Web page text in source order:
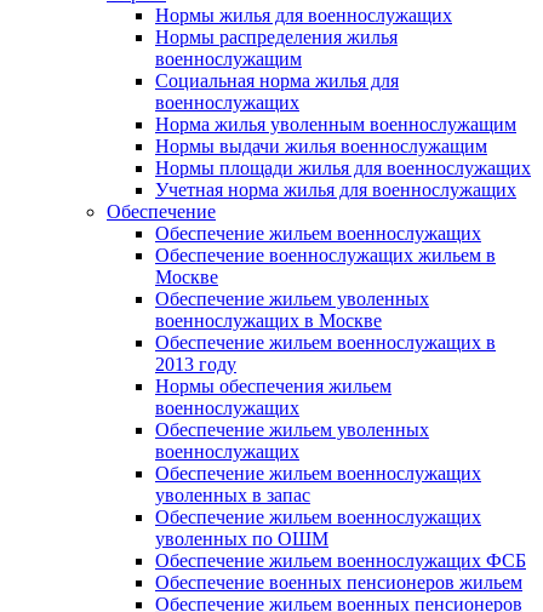
Нормы жилья для военнослужащих
Нормы распределения жилья
военнослужащим
Социальная норма жилья для
военнослужащих
Норма жилья уволенным военнослужащим
Нормы выдачи жилья военнослужащим
Нормы площади жилья для военнослужащих
Учетная норма жилья для военнослужащих
Обеспечение
Обеспечение жильем военнослужащих
Обеспечение военнослужащих жильем в
Москве
Обеспечение жильем уволенных
военнослужащих в Москве
Обеспечение жильем военнослужащих в
2013 году
Нормы обеспечения жильем
военнослужащих
Обеспечение жильем уволенных
военнослужащих
Обеспечение жильем военнослужащих
уволенных в запас
Обеспечение жильем военнослужащих
уволенных по ОШМ
Обеспечение жильем военнослужащих ФСБ
Обеспечение военных пенсионеров жильем
Обеспечение жильем военных пенсионеров